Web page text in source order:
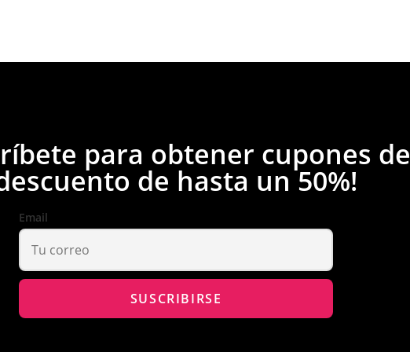
para obtener cupones de
de hasta un 50%!
Email